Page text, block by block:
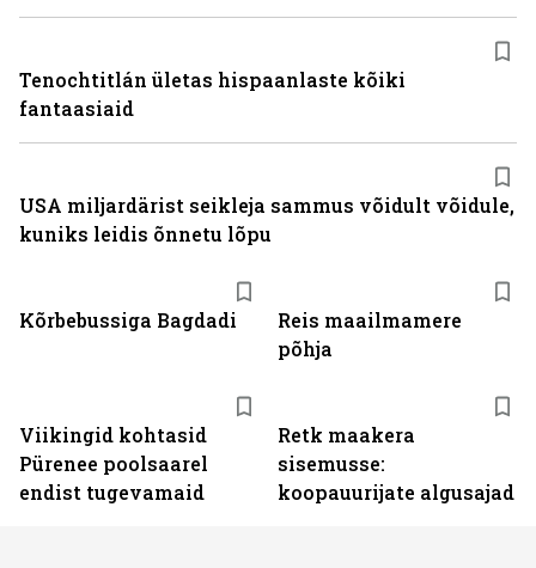
Kõrbebussiga Bagdadi
Reis maailmamere
põhja
Viikingid kohtasid
Pürenee poolsaarel
endist tugevamaid
Retk maakera
sisemusse:
koopauurijate algusajad
Tenochtitlán ületas hispaanlaste kõiki
fantaasiaid
USA miljardärist seikleja sammus võidult võidule,
kuniks leidis õnnetu lõpu